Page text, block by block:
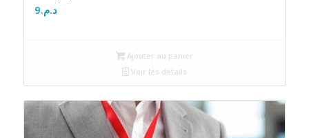
د.م.9
Ajouter au panier
Voir les détails